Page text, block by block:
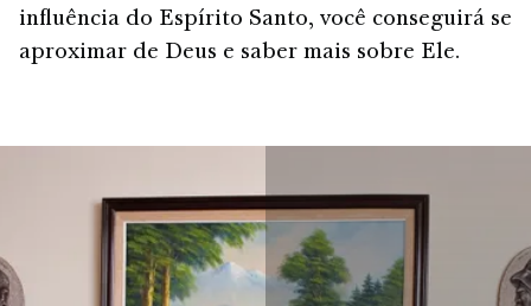
influência do Espírito Santo, você conseguirá se
aproximar de Deus e saber mais sobre Ele.